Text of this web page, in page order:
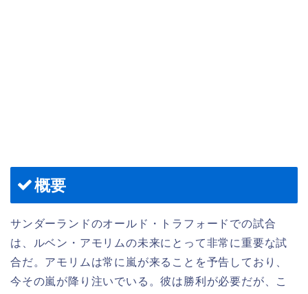
概要
サンダーランドのオールド・トラフォードでの試合
は、ルベン・アモリムの未来にとって非常に重要な試
合だ。アモリムは常に嵐が来ることを予告しており、
今その嵐が降り注いでいる。彼は勝利が必要だが、こ